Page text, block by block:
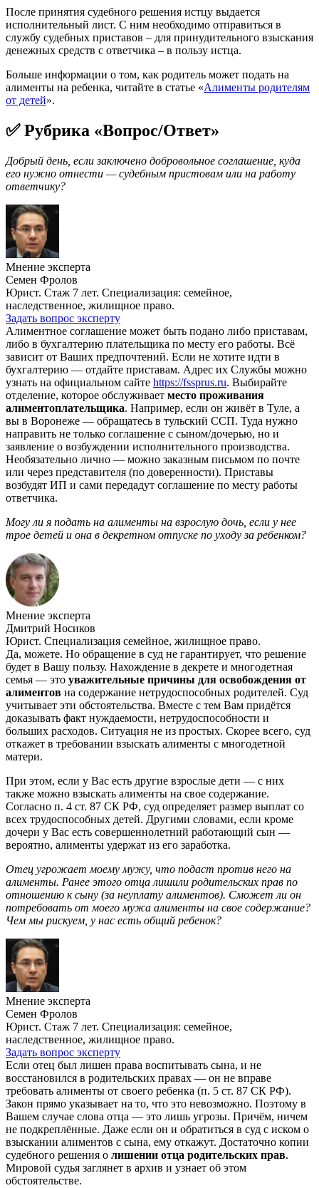
После принятия судебного решения истцу выдается
исполнительный лист. С ним необходимо отправиться в
службу судебных приставов – для принудительного взыскания
денежных средств с ответчика – в пользу истца.
Больше информации о том, как родитель может подать на
алименты на ребенка, читайте в статье «Алименты родителям
от детей».
✅ Рубрика «Вопрос/Ответ»
Добрый день, если заключено добровольное соглашение, куда
его нужно отнести — судебным пристовам или на работу
ответчику?
Мнение эксперта
Семен Фролов
Юрист. Стаж 7 лет. Специализация: семейное,
наследственное, жилищное право.
Задать вопрос эксперту
Алиментное соглашение может быть подано либо приставам,
либо в бухгалтерию плательщика по месту его работы. Всё
зависит от Ваших предпочтений. Если не хотите идти в
бухгалтерию — отдайте приставам. Адрес их Службы можно
узнать на официальном сайте https://fssprus.ru. Выбирайте
отделение, которое обслуживает место проживания
алиментоплательщика. Например, если он живёт в Туле, а
вы в Воронеже — обращатесь в тульский ССП. Туда нужно
направить не только соглашение с сыном/дочерью, но и
заявление о возбуждении исполнительного производства.
Необязательно лично — можно заказным письмом по почте
или через представителя (по доверенности). Приставы
возбудят ИП и сами передадут соглашение по месту работы
ответчика.
Могу ли я подать на алименты на взрослую дочь, если у нее
трое детей и она в декретном отпуске по уходу за ребенком?
Мнение эксперта
Дмитрий Носиков
Юрист. Специализация семейное, жилищное право.
Да, можете. Но обращение в суд не гарантирует, что решение
будет в Вашу пользу. Нахождение в декрете и многодетная
семья — это уважительные причины для освобождения от
алиментов на содержание нетрудоспособных родителей. Суд
учитывает эти обстоятельства. Вместе с тем Вам придётся
доказывать факт нуждаемости, нетрудоспособности и
больших расходов. Ситуация не из простых. Скорее всего, суд
откажет в требовании взыскать алименты с многодетной
матери.
При этом, если у Вас есть другие взрослые дети — с них
также можно взыскать алименты на свое содержание.
Согласно п. 4 ст. 87 СК РФ, суд определяет размер выплат со
всех трудоспособных детей. Другими словами, если кроме
дочери у Вас есть совершеннолетний работающий сын —
вероятно, алименты удержат из его заработка.
Отец угрожает моему мужу, что подаст против него на
алименты. Ранее этого отца лишили родительских прав по
отношению к сыну (за неуплату алиментов). Сможет ли он
потребовать от моего мужа алименты на свое содержание?
Чем мы рискуем, у нас есть общий ребенок?
Мнение эксперта
Семен Фролов
Юрист. Стаж 7 лет. Специализация: семейное,
наследственное, жилищное право.
Задать вопрос эксперту
Если отец был лишен права воспитывать сына, и не
восстановился в родительских правах — он не вправе
требовать алименты от своего ребенка (п. 5 ст. 87 СК РФ).
Закон прямо указывает на то, что это невозможно. Поэтому в
Вашем случае слова отца — это лишь угрозы. Причём, ничем
не подкреплённые. Даже если он и обратиться в суд с иском о
взыскании алиментов с сына, ему откажут. Достаточно копии
судебного решения о лишении отца родительских прав.
Мировой судья заглянет в архив и узнает об этом
обстоятельстве.